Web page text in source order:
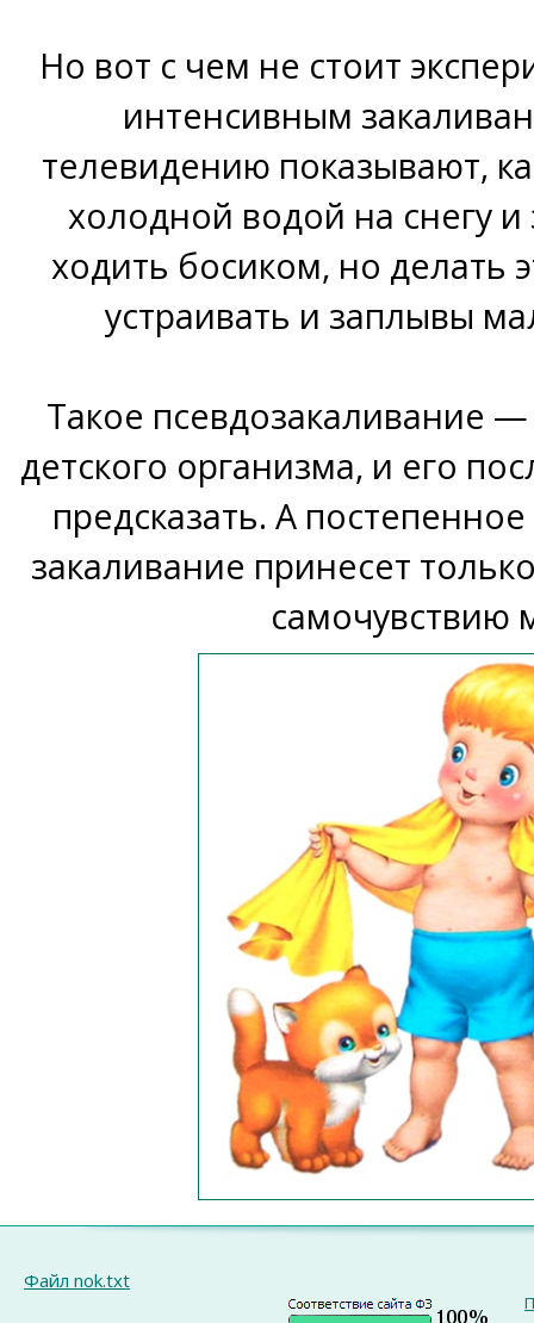
Но вот с чем не стоит
интенсивным
телевидению показывают,
холодной водой на снегу и
ходить босиком, но делать
устраивать и заплывы
Такое псевдозакаливание
детского организма, и его
предсказать. А
закаливание принесет
самочувствию
Файл nok.txt